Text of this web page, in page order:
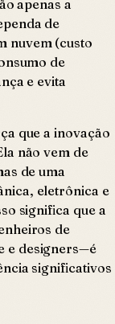
apenas a
de
nuvem (custo
de
e evita
que a inovação
não vem de
de uma
eletrônica e
significa que a
de
e designers—é
significativos